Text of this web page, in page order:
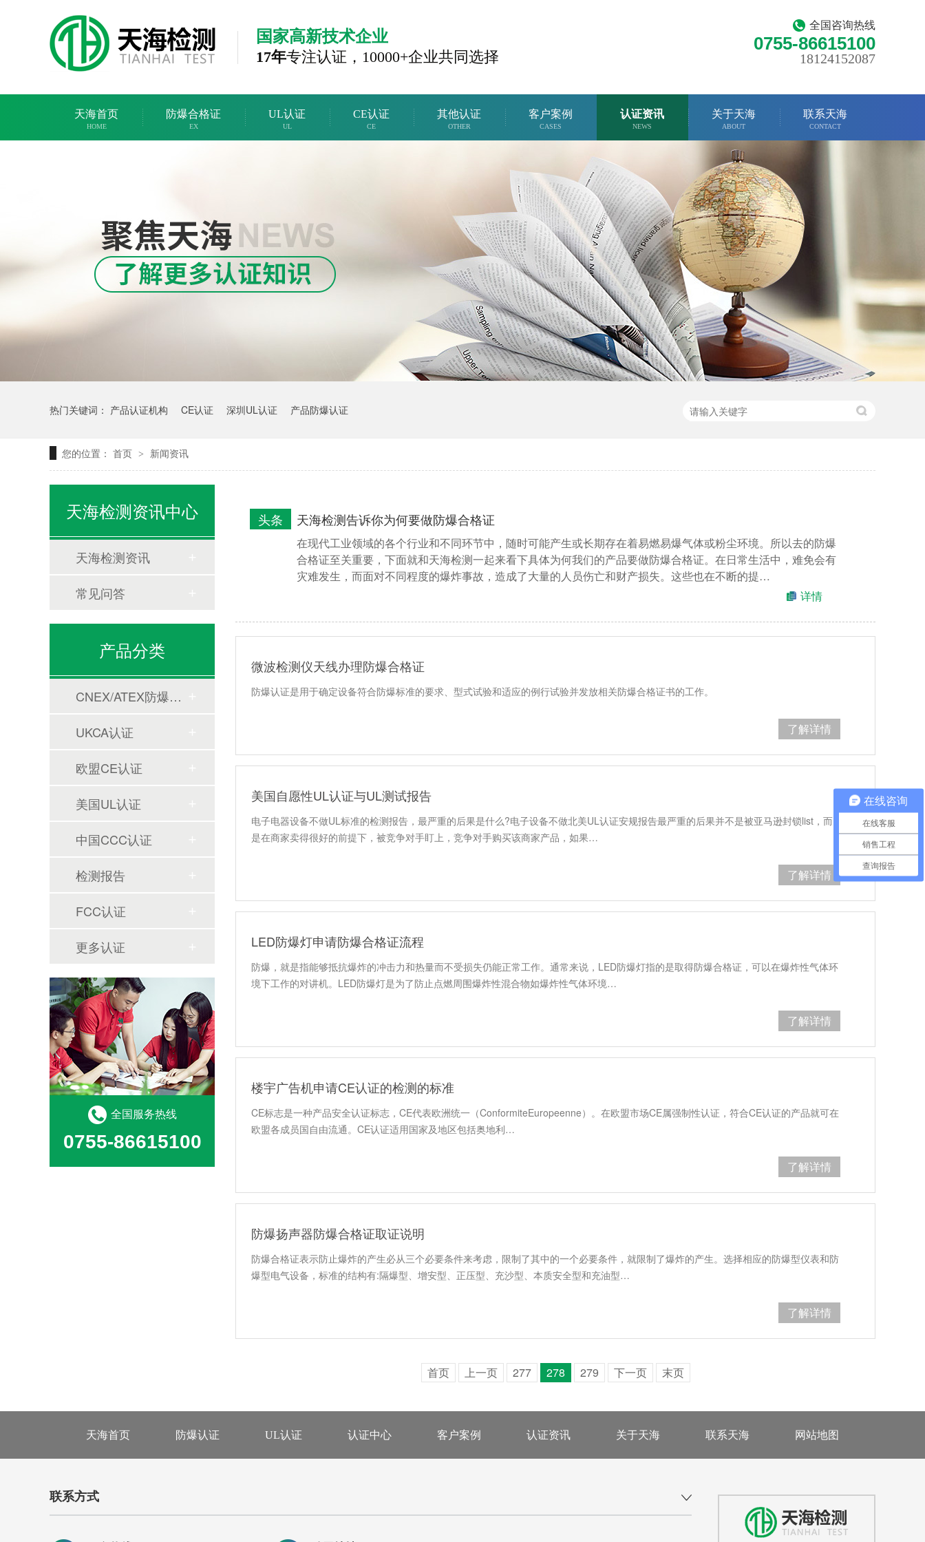
全国咨询热线
0755-86615100
18124152087
国家高新技术企业
17年专注认证， 10000+企业共同选择
天海首页
HOME
防爆合格证
EX
UL认证
UL
CE认证
CE
其他认证
OTHER
客户案例
CASES
认证资讯
NEWS
关于天海
ABOUT
联系天海
CONTACT
热门关键词： 产品认证机构 CE认证 深圳UL认证 产品防爆认证
您的位置： 首页 > 新闻资讯
天海检测告诉你为何要做防爆合格证
头条
在现代工业领域的各个行业和不同环节中，随时可能产生或长期存在着易燃易爆气体或粉尘环境。所以去的防爆
合格证至关重要，下面就和天海检测一起来看下具体为何我们的产品要做防爆合格证。在日常生活中，难免会有
灾难发生，而面对不同程度的爆炸事故，造成了大量的人员伤亡和财产损失。这些也在不断的提…
详情
微波检测仪天线办理防爆合格证
防爆认证是用于确定设备符合防爆标准的要求、型式试验和适应的例行试验并发放相关防爆合格证书的工作。
了解详情
美国自愿性UL认证与UL测试报告
电子电器设备不做UL标准的检测报告，最严重的后果是什么?电子设备不做北美UL认证安规报告最严重的后果并不是被亚马逊封锁list，而
是在商家卖得很好的前提下，被竞争对手盯上，竞争对手购买该商家产品，如果…
了解详情
LED防爆灯申请防爆合格证流程
防爆，就是指能够抵抗爆炸的冲击力和热量而不受损失仍能正常工作。通常来说，LED防爆灯指的是取得防爆合格证，可以在爆炸性气体环
境下工作的对讲机。LED防爆灯是为了防止点燃周围爆炸性混合物如爆炸性气体环境…
了解详情
楼宇广告机申请CE认证的检测的标准
CE标志是一种产品安全认证标志，CE代表欧洲统一（ConformiteEuropeenne）。在欧盟市场CE属强制性认证，符合CE认证的产品就可在
欧盟各成员国自由流通。CE认证适用国家及地区包括奥地利…
了解详情
防爆扬声器防爆合格证取证说明
防爆合格证表示防止爆炸的产生必从三个必要条件来考虑，限制了其中的一个必要条件，就限制了爆炸的产生。选择相应的防爆型仪表和防
爆型电气设备，标准的结构有:隔爆型、增安型、正压型、充沙型、本质安全型和充油型…
了解详情
首页 上一页 277 278 279 下一页 末页
天海检测资讯中心
天海检测资讯
常见问答
产品分类
CNEX/ATEX防爆合格证
UKCA认证
欧盟CE认证
美国UL认证
中国CCC认证
检测报告
FCC认证
更多认证
全国服务热线
0755-86615100
天海首页 防爆认证 UL认证 认证中心 客户案例 认证资讯 关于天海 联系天海 网站地图
联系方式
在线咨询
在线客服
销售工程
查询报告